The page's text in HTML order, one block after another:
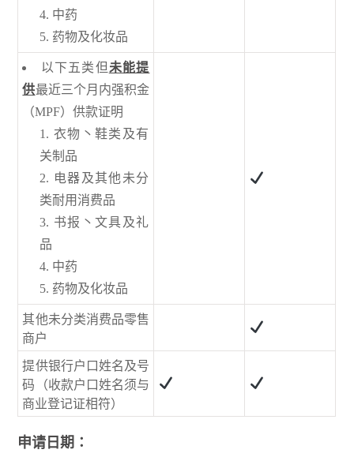
中药
药物及化妆品
以下五类但 未能提
供最近三个月内强积金
（MPF）供款证明
衣物丶鞋类及有
关制品
电器及其他未分
类耐用消费品
书报丶文具及礼
品
中药
药物及化妆品
其他未分类消费品零售
商户
提供银行户口姓名及号
码（收款户口姓名须与
商业登记证相符）
申请日期∶